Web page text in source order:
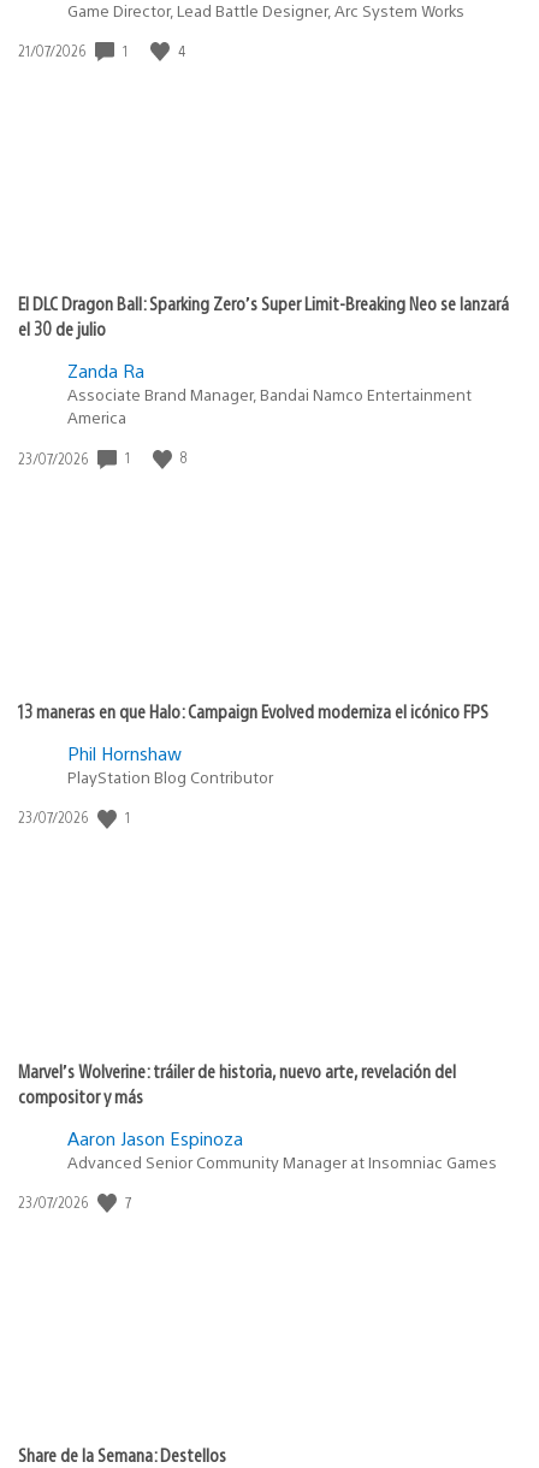
Game Director, Lead Battle Designer, Arc System Works
Fecha
21/07/2026 1 4
El DLC Dragon Ball: Sparking Zero’s Super Limit-Breaking Neo se lanzará
el 30 de julio
Zanda Ra
Associate Brand Manager, Bandai Namco Entertainment
America
Fecha
23/07/2026 1 8
13 maneras en que Halo: Campaign Evolved moderniza el icónico FPS
Phil Hornshaw
PlayStation Blog Contributor
Fecha
23/07/2026 1
Marvel’s Wolverine: tráiler de historia, nuevo arte, revelación del
compositor y más
Aaron Jason Espinoza
Advanced Senior Community Manager at Insomniac Games
Fecha
23/07/2026 7
Share de la Semana: Destellos